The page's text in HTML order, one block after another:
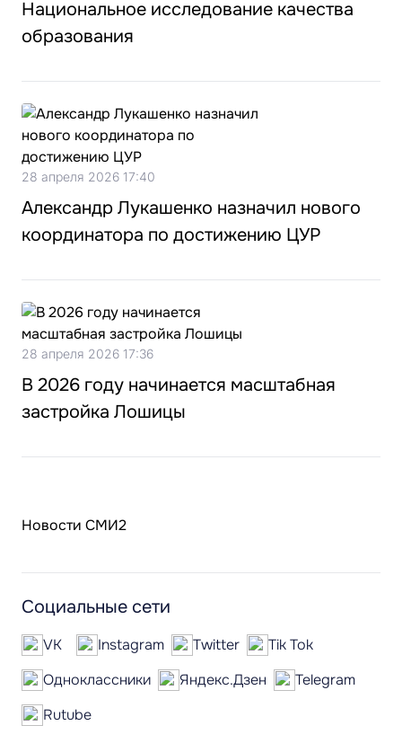
Национальное исследование качества
образования
28 апреля 2026 17:40
Александр Лукашенко назначил нового
координатора по достижению ЦУР
28 апреля 2026 17:36
В 2026 году начинается масштабная
застройка Лошицы
Новости СМИ2
Социальные сети
VK Instagram Twitter
Tik Tok
Одноклассники
Яндекс.Дзен
Telegram
Rutube